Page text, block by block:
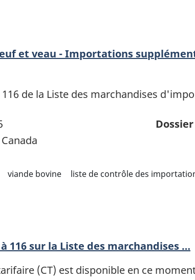
et veau - Importations
116 de la Liste des marchandises
viande bovine liste de contrôle des
116 sur la Liste des marchandises …
(CT) est disponible en ce